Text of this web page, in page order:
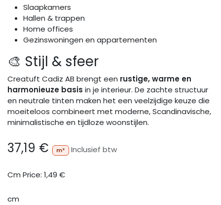
Slaapkamers
Hallen & trappen
Home offices
Gezinswoningen en appartementen
🎨 Stijl & sfeer
Creatuft Cadiz AB brengt een rustige, warme en
harmonieuze basis in je interieur. De zachte structuur
en neutrale tinten maken het een veelzijdige keuze die
moeiteloos combineert met moderne, Scandinavische,
minimalistische en tijdloze woonstijlen.
37,19 € m² Inclusief btw
Cm Price: 1,49 €
cm